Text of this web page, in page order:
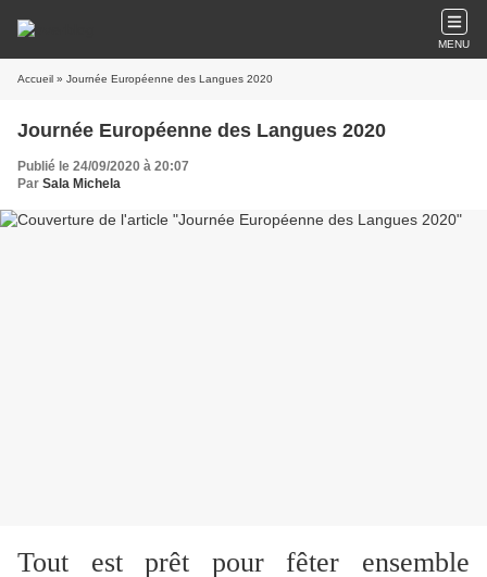
MENU
Accueil » Journée Européenne des Langues 2020
Journée Européenne des Langues 2020
Publié le 24/09/2020 à 20:07
Par Sala Michela
Tout est prêt pour fêter ensemble